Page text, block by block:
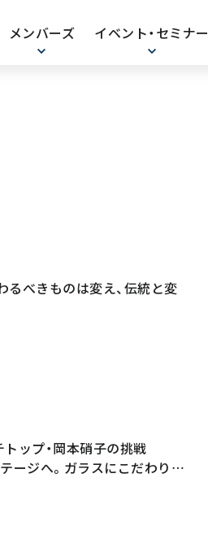
メンバーズ イベント・セミナー
るべきものは変え、伝統と変
祭用品メーカー～
ップ・岡本硝子の挑戦
ージへ。ガラスにこだわり、